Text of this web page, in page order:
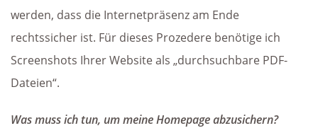
werden, dass die Internetpräsenz am Ende
rechtssicher ist. Für dieses Prozedere benötige ich
Screenshots Ihrer Website als „durchsuchbare PDF-
Dateien“.
Was muss ich tun, um meine Homepage abzusichern?